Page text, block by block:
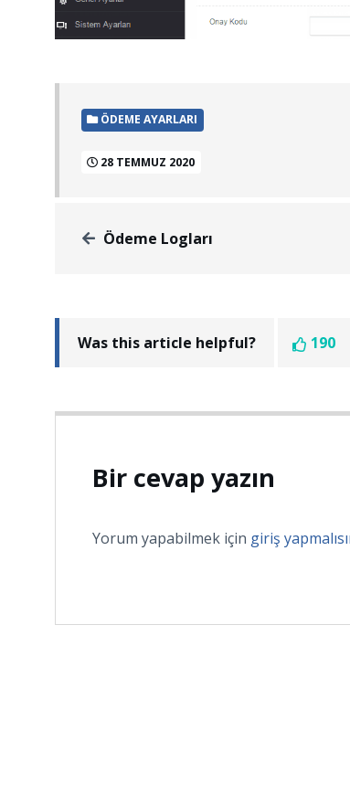
ÖDEME AYARLARI
28 TEMMUZ 2020
Ödeme Logları
Was this article helpful? 190
Bir cevap yazın
Yorum yapabilmek için giriş